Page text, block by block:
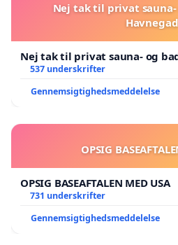
Nej tak til privat
Nej tak til privat sauna- og
537 underskrifter
Gennemsigtighedsmeddelelse
OPSIG
OPSIG BASEAFTALEN MED USA
731 underskrifter
Gennemsigtighedsmeddelelse